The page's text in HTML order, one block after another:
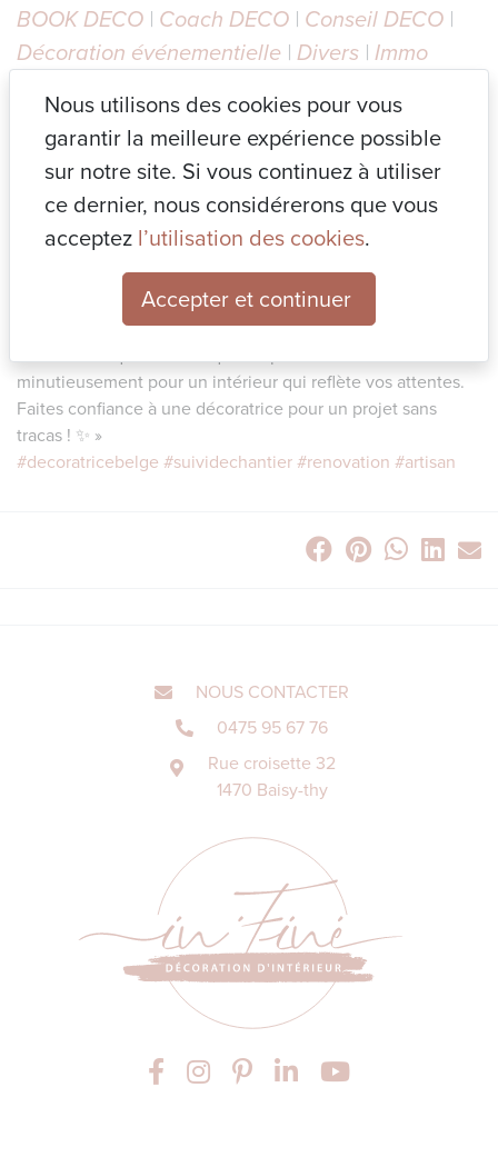
BOOK DECO | Coach DECO | Conseil DECO |
Décoration événementielle | Divers | Immo
Le suivi de chantier, c’est bien plus que superviser les
travaux. C’est coordonner les équipes, vérifier les délais, et
s’assurer que chaque détail est pris en compte pour un
résultat harmonieux. 🔹 Coordination des artisans : Gestion
des différents corps de métier pour un travail collaboratif et
efficace. 🔹 Optimisation du temps : Vous déléguez les
aspects techniques, je m’occupe des détails pour vous
permettre de vous concentrer sur vos choix déco. 🔹
Contrôle de qualité : Chaque étape du chantier est suivie
minutieusement pour un intérieur qui reflète vos attentes.
Faites confiance à une décoratrice pour un projet sans
tracas ! ✨ »
#decoratricebelge #suividechantier#renovation #artisan
NOUS CONTACTER
0475 95 67 76
Rue croisette 32
1470 Baisy-thy
Nous utilisons des cookies pour vous
garantir la meilleure expérience possible
sur notre site. Si vous continuez à utiliser
ce dernier, nous considérerons que vous
acceptez l’utilisation des cookies.
Accepter et continuer